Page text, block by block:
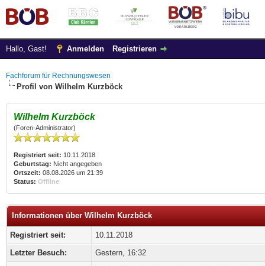
Hallo, Gast! Anmelden Registrieren
Fachforum für Rechnungswesen
Profil von Wilhelm Kurzböck
Wilhelm Kurzböck
(Foren-Administrator)
Registriert seit: 10.11.2018
Geburtstag: Nicht angegeben
Ortszeit: 08.08.2026 um 21:39
Status: Offline
Informationen über Wilhelm Kurzböck
Registriert seit:
10.11.2018
Letzter Besuch:
Gestern, 16:32